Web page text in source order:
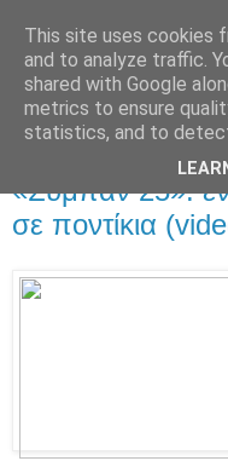
«Σύμπαν 25»:
σε ποντίκια
This site uses cookies
and to analyze traffic.
shared with Google
metrics to ensure
statistics, and to